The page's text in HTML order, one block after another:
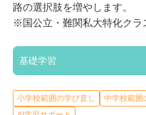
路の選択肢を増やします。
※国公立・難関私大特化クラ
基礎学習
小学校範囲の学び直し 中学校範囲